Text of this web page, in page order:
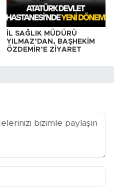
İL SAĞLIK MÜDÜRÜ
YILMAZ’DAN, BAŞHEKİM
ÖZDEMİR’E ZİYARET